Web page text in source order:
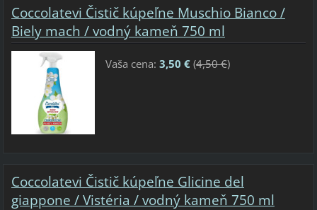
Coccolatevi Čistič kúpeľne Muschio Bianco /
Biely mach / vodný kameň 750 ml
Vaša cena: 3,50 €(4,50 €)
Coccolatevi Čistič kúpeľne Glicine del
giappone / Vistéria / vodný kameň 750 ml